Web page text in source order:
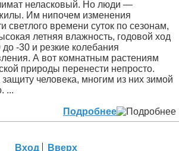
неласковый. Но люди —
Им нипочем изменения
светлого времени суток по сезонам,
летняя влажность, годовой ход
-30 и резкие колебания
А вот комнатным растениям
природы перенести непросто.
человека, многим из них зимой
...
Подробнее
Вход Вверх